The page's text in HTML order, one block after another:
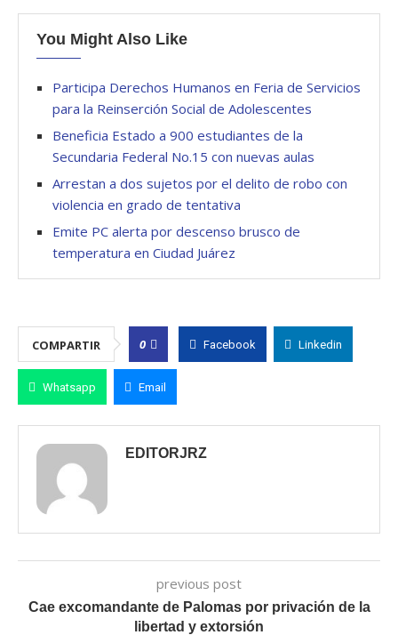
You Might Also Like
Participa Derechos Humanos en Feria de Servicios
para la Reinserción Social de Adolescentes
Beneficia Estado a 900 estudiantes de la
Secundaria Federal No.15 con nuevas aulas
Arrestan a dos sujetos por el delito de robo con
violencia en grado de tentativa
Emite PC alerta por descenso brusco de
temperatura en Ciudad Juárez
COMPARTIR 0 Facebook Linkedin
Whatsapp Email
EDITORJRZ
previous post
Cae excomandante de Palomas por privación de la
libertad y extorsión